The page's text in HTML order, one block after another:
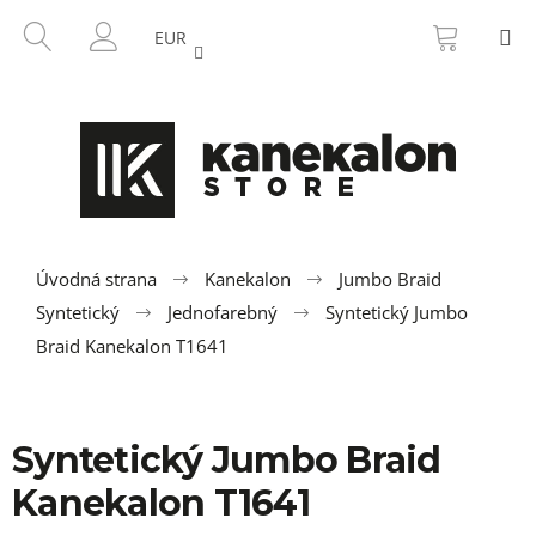
HĽADAŤ
PRIHLÁSENIE
EUR KOŠÍK
Úvodná strana Kanekalon
Jumbo Braid
Syntetický
Jednofarebný
Syntetický Jumbo
Braid Kanekalon T1641
Syntetický Jumbo Braid
Kanekalon T1641
SPÄŤ
SPÄŤ
e
b
e
t
e